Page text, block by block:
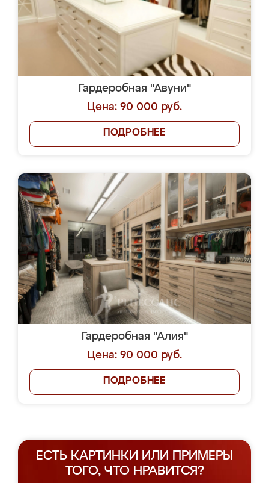
Гардеробная "Авуни"
Цена: 90 000 руб.
ПОДРОБНЕЕ
Гардеробная "Алия"
Цена: 90 000 руб.
ПОДРОБНЕЕ
ЕСТЬ КАРТИНКИ ИЛИ ПРИМЕРЫ
ТОГО, ЧТО НРАВИТСЯ?